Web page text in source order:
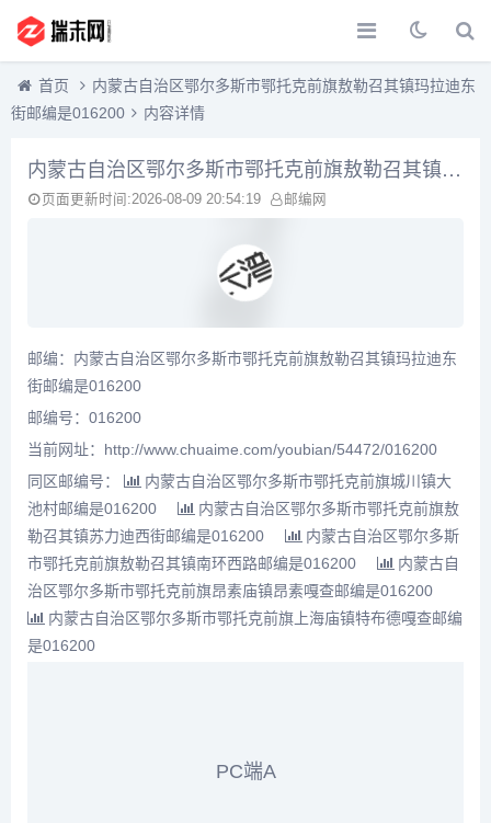
首页
内蒙古自治区鄂尔多斯市鄂托克前旗敖勒召其镇玛拉迪东
街邮编是016200
内容详情
内蒙古自治区鄂尔多斯市鄂托克前旗敖勒召其镇玛拉迪东街邮编是016200
页面更新时间:2026-08-09 20:54:19 邮编网
邮编：内蒙古自治区鄂尔多斯市鄂托克前旗敖勒召其镇玛拉迪东
街邮编是016200
邮编号：016200
当前网址：http://www.chuaime.com/youbian/54472/016200
同区邮编号：
内蒙古自治区鄂尔多斯市鄂托克前旗城川镇大
池村邮编是016200
内蒙古自治区鄂尔多斯市鄂托克前旗敖
勒召其镇苏力迪西街邮编是016200
内蒙古自治区鄂尔多斯
市鄂托克前旗敖勒召其镇南环西路邮编是016200
内蒙古自
治区鄂尔多斯市鄂托克前旗昂素庙镇昂素嘎查邮编是016200
内蒙古自治区鄂尔多斯市鄂托克前旗上海庙镇特布德嘎查邮编
是016200
PC端A